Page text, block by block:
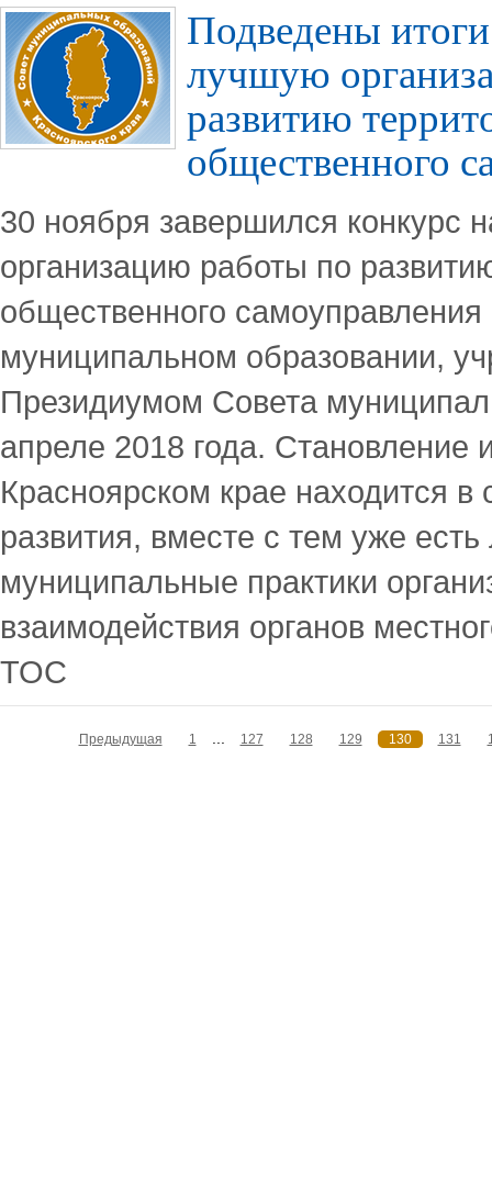
Подведены
лучшую
развитию
общественного
30 ноября завершился конкурс
организацию работы по
общественного
муниципальном образовании,
Президиумом Совета
апреле 2018 года. Становление
Красноярском крае находится в
развития, вместе с тем уже
муниципальные практики
взаимодействия органов
ТОС
Предыдущая 1 127 128 129 130 131